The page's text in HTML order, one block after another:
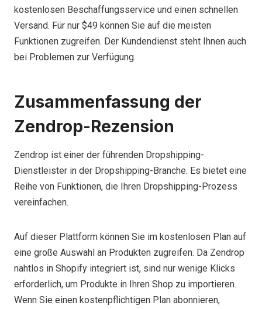
kostenlosen Beschaffungsservice und einen schnellen
Versand. Für nur $49 können Sie auf die meisten
Funktionen zugreifen. Der Kundendienst steht Ihnen auch
bei Problemen zur Verfügung.
Zusammenfassung der
Zendrop-Rezension
Zendrop ist einer der führenden Dropshipping-
Dienstleister in der Dropshipping-Branche. Es bietet eine
Reihe von Funktionen, die Ihren Dropshipping-Prozess
vereinfachen.
Auf dieser Plattform können Sie im kostenlosen Plan auf
eine große Auswahl an Produkten zugreifen. Da Zendrop
nahtlos in Shopify integriert ist, sind nur wenige Klicks
erforderlich, um Produkte in Ihren Shop zu importieren.
Wenn Sie einen kostenpflichtigen Plan abonnieren,